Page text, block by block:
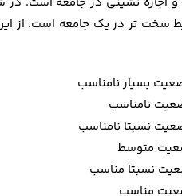
سخت تر در یک جامعه است. از